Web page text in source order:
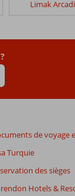
Limak
de voyage
Turquie
des sièges
Hotels &